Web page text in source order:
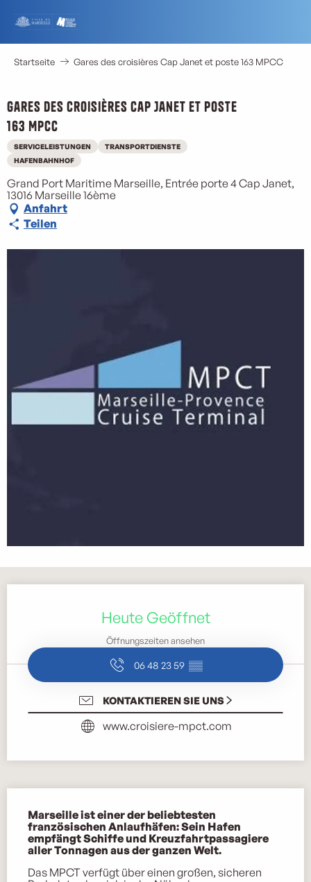
contenu
principal
Startseite Gares des croisières Cap Janet et poste 163 MPCC
Gares des croisières Cap Janet et poste
163 MPCC
SERVICELEISTUNGEN
TRANSPORTDIENSTE
HAFENBAHNHOF
Grand Port Maritime Marseille, Entrée porte 4 Cap Janet,
13016 Marseille 16ème
Anfahrt
Teilen
Heute Geöffnet
Öffnungszeiten ansehen
06 48 23 59 ▒▒
KONTAKTIEREN SIE UNS
www.croisiere-mpct.com
Marseille ist einer der beliebtesten
französischen Anlaufhäfen: Sein Hafen
empfängt Schiffe und Kreuzfahrtpassagiere
aller Tonnagen aus der ganzen Welt.
Das MPCT verfügt über einen großen, sicheren